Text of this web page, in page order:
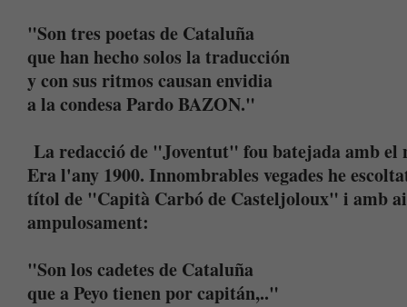
"Son tres poetas de Cataluña
que han hecho solos la traducción
y con sus ritmos causan envidia
a la condesa Pardo BAZON."
La redacció de "Joventut" fou batejada amb
Era l'any 1900. Innombrables vegades he
títol de "Capità Carbó de Casteljoloux" i amb
ampulosament:
"Son los cadetes de Cataluña
que a Peyo tienen por capitán,.."